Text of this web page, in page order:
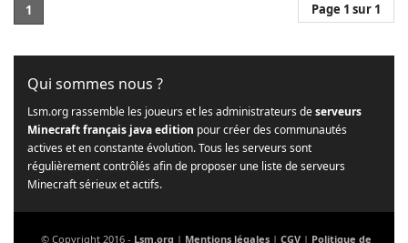
1 Page 1 sur 1
Qui sommes nous ?
Lsm.org rassemble les joueurs et les administrateurs deserveurs
Minecraft français java edition pour créer des communautés
actives et en constante évolution. Tous les serveurs sont
régulièrement contrôlés afin de proposer une liste de serveurs
Minecraft sérieux et actifs.
© Copyright 2016 - Lsm.org | Mentions légales | CGV | Politique de